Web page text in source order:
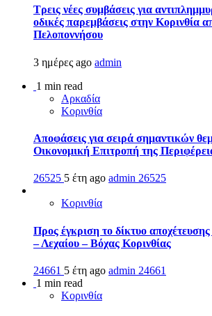
Τρεις νέες συμβάσεις για
οδικές παρεμβάσεις στην Κορινθία
Πελοποννήσου
3 ημέρες ago admin
1 min read
Αρκαδία
Κορινθία
Αποφάσεις για σειρά σημαντικών
Οικονομική Επιτροπή της
26525 5 έτη ago admin 26525
Κορινθία
Προς έγκριση το δίκτυο
– Λεχαίου – Βόχας Κορινθίας
24661 5 έτη ago admin 24661
1 min read
Κορινθία